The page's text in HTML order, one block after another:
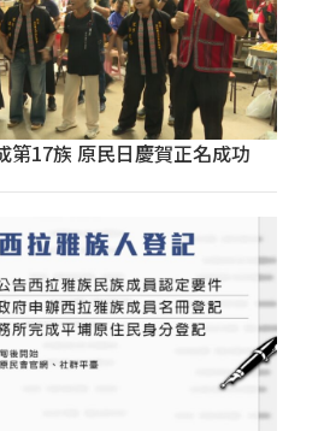
第17族 原民日慶賀正名成功